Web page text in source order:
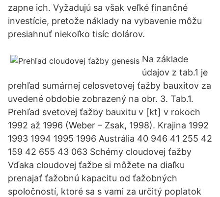
zapne ich. Vyžadujú sa však veľké finančné
investície, pretože náklady na vybavenie môžu
presiahnuť niekoľko tisíc dolárov.
Na základe
údajov z tab.1 je
prehľad sumárnej celosvetovej ťažby bauxitov za
uvedené obdobie zobrazený na obr. 3. Tab.1.
Prehľad svetovej ťažby bauxitu v [kt] v rokoch
1992 až 1996 (Weber – Zsak, 1998). Krajina 1992
1993 1994 1995 1996 Austrália 40 946 41 255 42
159 42 655 43 063 Schémy cloudovej ťažby
Vďaka cloudovej ťažbe si môžete na diaľku
prenajať ťažobnú kapacitu od ťažobných
spoločností, ktoré sa s vami za určitý poplatok